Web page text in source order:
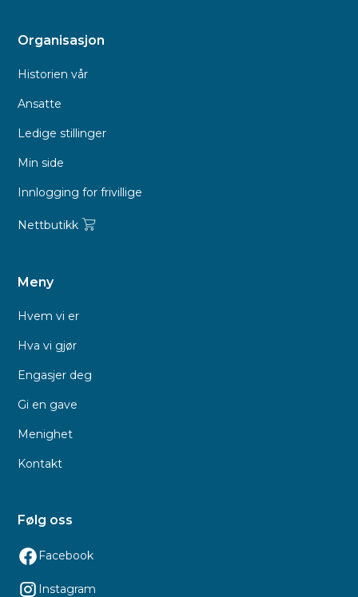
Organisasjon
Historien vår
Ansatte
Ledige stillinger
Min side
Innlogging for frivillige
Nettbutikk
Meny
Hvem vi er
Hva vi gjør
Engasjer deg
Gi en gave
Menighet
Kontakt
Følg oss
Facebook
Instagram